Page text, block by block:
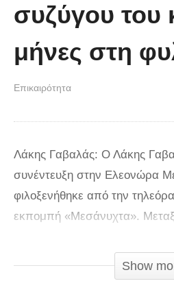
συζύγου του
μήνες στη
Επικαιρότητα
Λάκης Γαβαλάς: Ο Λάκης
συνέντευξη στην Ελεονώρα
φιλοξενήθηκε από την
εκπομπή «Μεσάνυχτα».
ζωής του. Επίσης, μίλησε για
δικαιοσύνη, τη φυλακή, το
Show